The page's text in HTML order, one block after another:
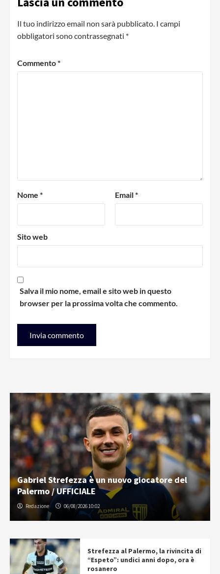
Il tuo indirizzo email non sarà pubblicato. I campi
obbligatori sono contrassegnati *
Commento*
Nome * Email*
Sito web
Salva il mio nome, email e sito web in questo
browser per la prossima volta che commento.
Gabriel Strefezza è un nuovo giocatore del
Palermo / UFFICIALE
Redazione 06/08/2026 10:02
Strefezza al Palermo, la rivincita di
“Espeto”: undici anni dopo, ora è
rosanero